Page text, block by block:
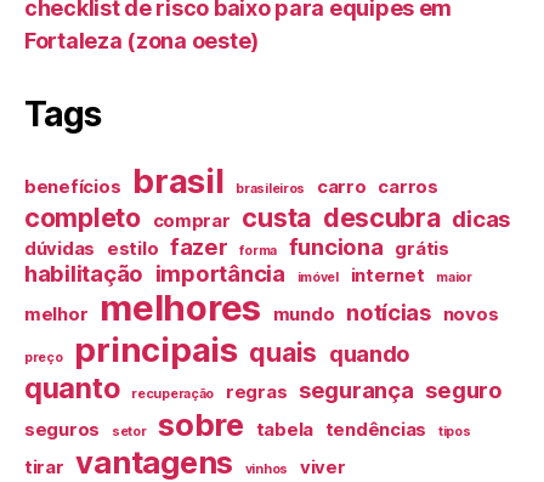
checklist de risco baixo para equipes em
Fortaleza (zona oeste)
Tags
benefícios brasil brasileiros carro carros
completo comprar custa descubra dicas
dúvidas estilo fazer forma funciona grátis
habilitação importância imóvel internet maior
melhor melhores mundo notícias novos
preço principais quais quando
quanto recuperação regras segurança seguro
seguros setor sobre tabela tendências tipos
tirar vantagens vinhos viver